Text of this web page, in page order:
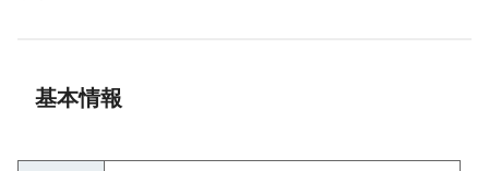
基本情報